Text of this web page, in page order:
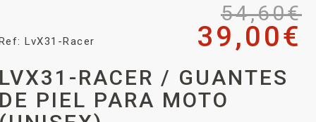
LvX31-Racer
54,60€
39,00€
LVX31-RACER / GUANTES
DE PIEL PARA MOTO